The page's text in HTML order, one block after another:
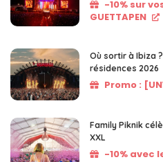
-10% sur
GUETTAPEN
Où sortir à Ibiza
résidences 2026
Promo :
Family Piknik
XXL
-10% avec